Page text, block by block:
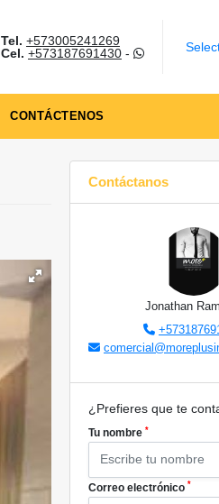
Tel. +573005241269
Cel. +573187691430-
CONTÁCTENOS
Contáctanos
Jonathan
¿Prefieres que te
Tu nombre *
Correo electrónico *